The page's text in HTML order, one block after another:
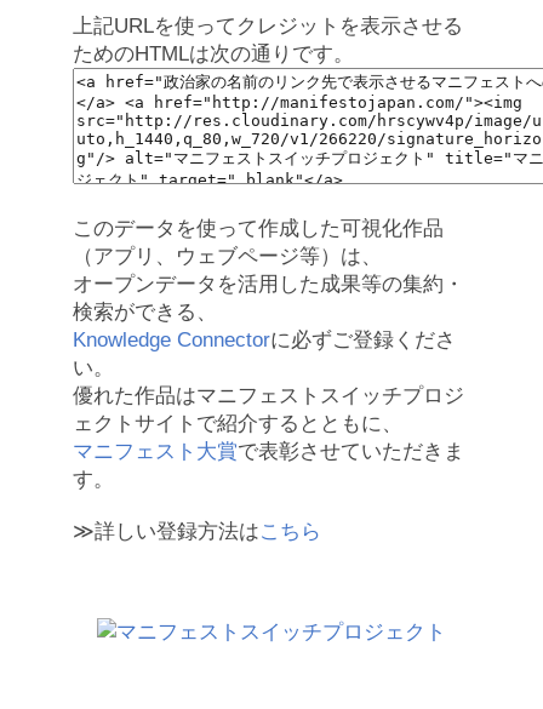
上記URLを使ってクレジットを表示させる
ためのHTMLは次の通りです。
このデータを使って作成した可視化作品
（アプリ、ウェブページ等）は、
オープンデータを活用した成果等の集約・
検索ができる、
Knowledge Connectorに必ずご登録くださ
い。
優れた作品はマニフェストスイッチプロジ
ェクトサイトで紹介するとともに、
マニフェスト大賞で表彰させていただきま
す。
≫詳しい登録方法はこちら